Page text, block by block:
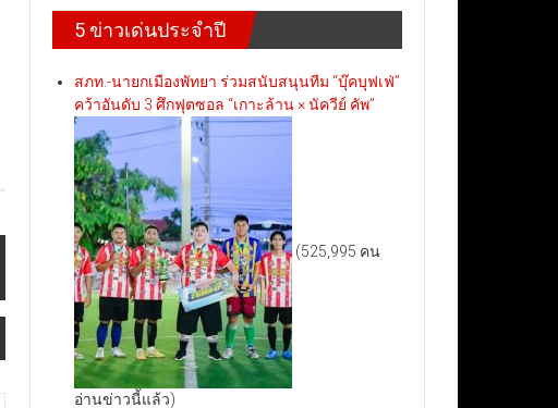
5 ข่าวเด่นประจำปี
สภท.-นายกเมืองพัทยา ร่วมสนับสนุนทีม “บุ๊คบุฟเฟ่”
คว้าอันดับ 3 ศึกฟุตซอล “เกาะล้าน × นัควีย์ คัพ”
(525,995 คน
อ่านข่าวนี้แล้ว)